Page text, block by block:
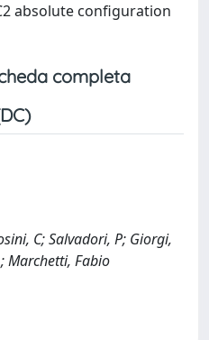
absolute configuration
completa
C; Salvadori, P; Giorgi,
Marchetti, Fabio